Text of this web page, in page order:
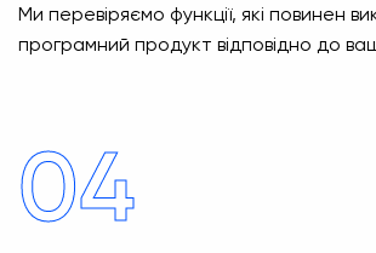
Ми перевіряємо функції, які повинен
програмний продукт відповідно до
04